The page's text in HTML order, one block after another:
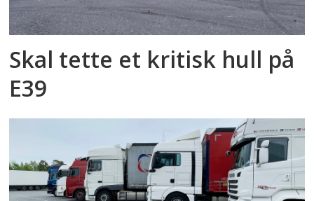
Skal tette et kritisk hull på
E39